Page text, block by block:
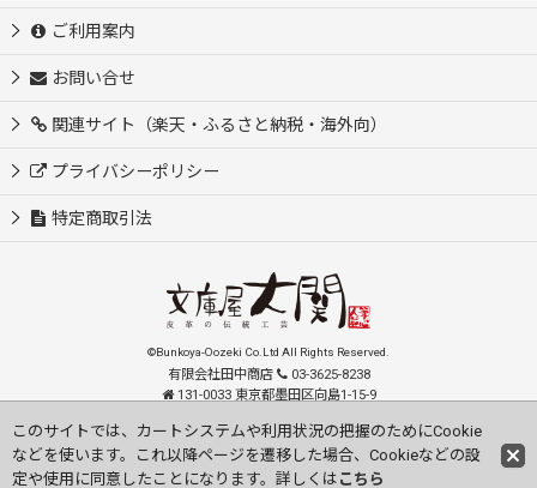
ご利用案内
お問い合せ
関連サイト（楽天・ふるさと納税・海外向）
プライバシーポリシー
特定商取引法
©Bunkoya-Oozeki Co.Ltd All Rights Reserved.
有限会社田中商店
03-3625-8238
131-0033 東京都墨田区向島1-15-9
Visit our English Store
このサイトでは、カートシステムや利用状況の把握のためにCookie
などを使います。これ以降ページを遷移した場合、Cookieなどの設
定や使用に同意したことになります。詳しくは こちら